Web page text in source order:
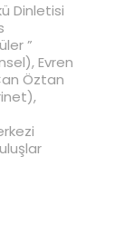
Dinletisi
”
Evren
Öztan